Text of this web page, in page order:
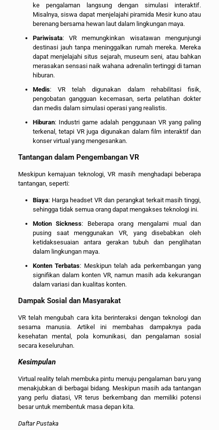
ke pengalaman langsung dengan simulasi interaktif.
Misalnya, siswa dapat menjelajahi piramida Mesir kuno atau
berenang bersama hewan laut dalam lingkungan maya.
Pariwisata: VR memungkinkan wisatawan mengunjungi
destinasi jauh tanpa meninggalkan rumah mereka. Mereka
dapat menjelajahi situs sejarah, museum seni, atau bahkan
merasakan sensasi naik wahana adrenalin tertinggi di taman
hiburan.
Medis: VR telah digunakan dalam rehabilitasi fisik,
pengobatan gangguan kecemasan, serta pelatihan dokter
dan medis dalam simulasi operasi yang realistis.
Hiburan: Industri game adalah penggunaan VR yang paling
terkenal, tetapi VR juga digunakan dalam film interaktif dan
konser virtual yang mengesankan.
Tantangan dalam Pengembangan VR
Meskipun kemajuan teknologi, VR masih menghadapi beberapa
tantangan, seperti:
Biaya: Harga headset VR dan perangkat terkait masih tinggi,
sehingga tidak semua orang dapat mengakses teknologi ini.
Motion Sickness: Beberapa orang mengalami mual dan
pusing saat menggunakan VR, yang disebabkan oleh
ketidaksesuaian antara gerakan tubuh dan penglihatan
dalam lingkungan maya.
Konten Terbatas: Meskipun telah ada perkembangan yang
signifikan dalam konten VR, namun masih ada kekurangan
dalam variasi dan kualitas konten.
Dampak Sosial dan Masyarakat
VR telah mengubah cara kita berinteraksi dengan teknologi dan
sesama manusia. Artikel ini membahas dampaknya pada
kesehatan mental, pola komunikasi, dan pengalaman sosial
secara keseluruhan.
Kesimpulan
Virtual reality telah membuka pintu menuju pengalaman baru yang
menakjubkan di berbagai bidang. Meskipun masih ada tantangan
yang perlu diatasi, VR terus berkembang dan memiliki potensi
besar untuk membentuk masa depan kita.
Daftar Pustaka